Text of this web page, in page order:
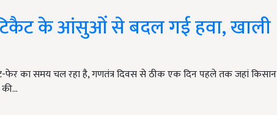
के आंसुओं से बदल गई हवा, खाली
का समय चल रहा है, गणतंत्र दिवस से ठीक एक दिन पहले तक जहां किसान